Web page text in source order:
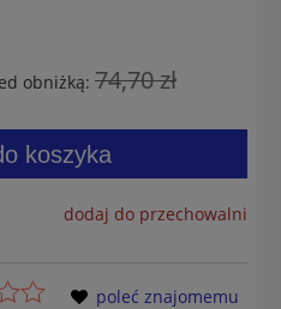
obniżką: 74,70 zł
koszyka
dodaj do przechowalni
poleć znajomemu